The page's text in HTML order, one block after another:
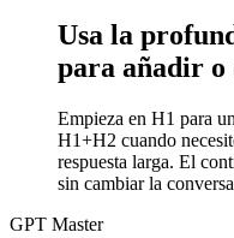
Usa la
para añadir o
Empieza en H1 para
H1+H2 cuando
respuesta larga. El
sin cambiar la
GPT Master